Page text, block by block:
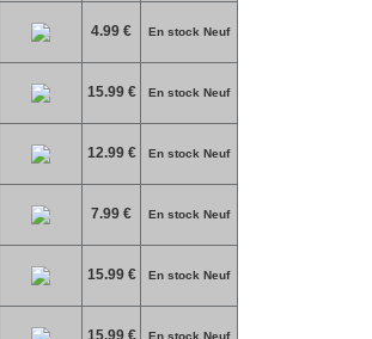
4.99 € En stock Neuf
15.99 € En stock Neuf
12.99 € En stock Neuf
7.99 € En stock Neuf
15.99 € En stock Neuf
15.99 € En stock Neuf